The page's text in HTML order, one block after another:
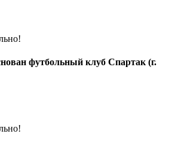
футбольный клуб Спартак (г.